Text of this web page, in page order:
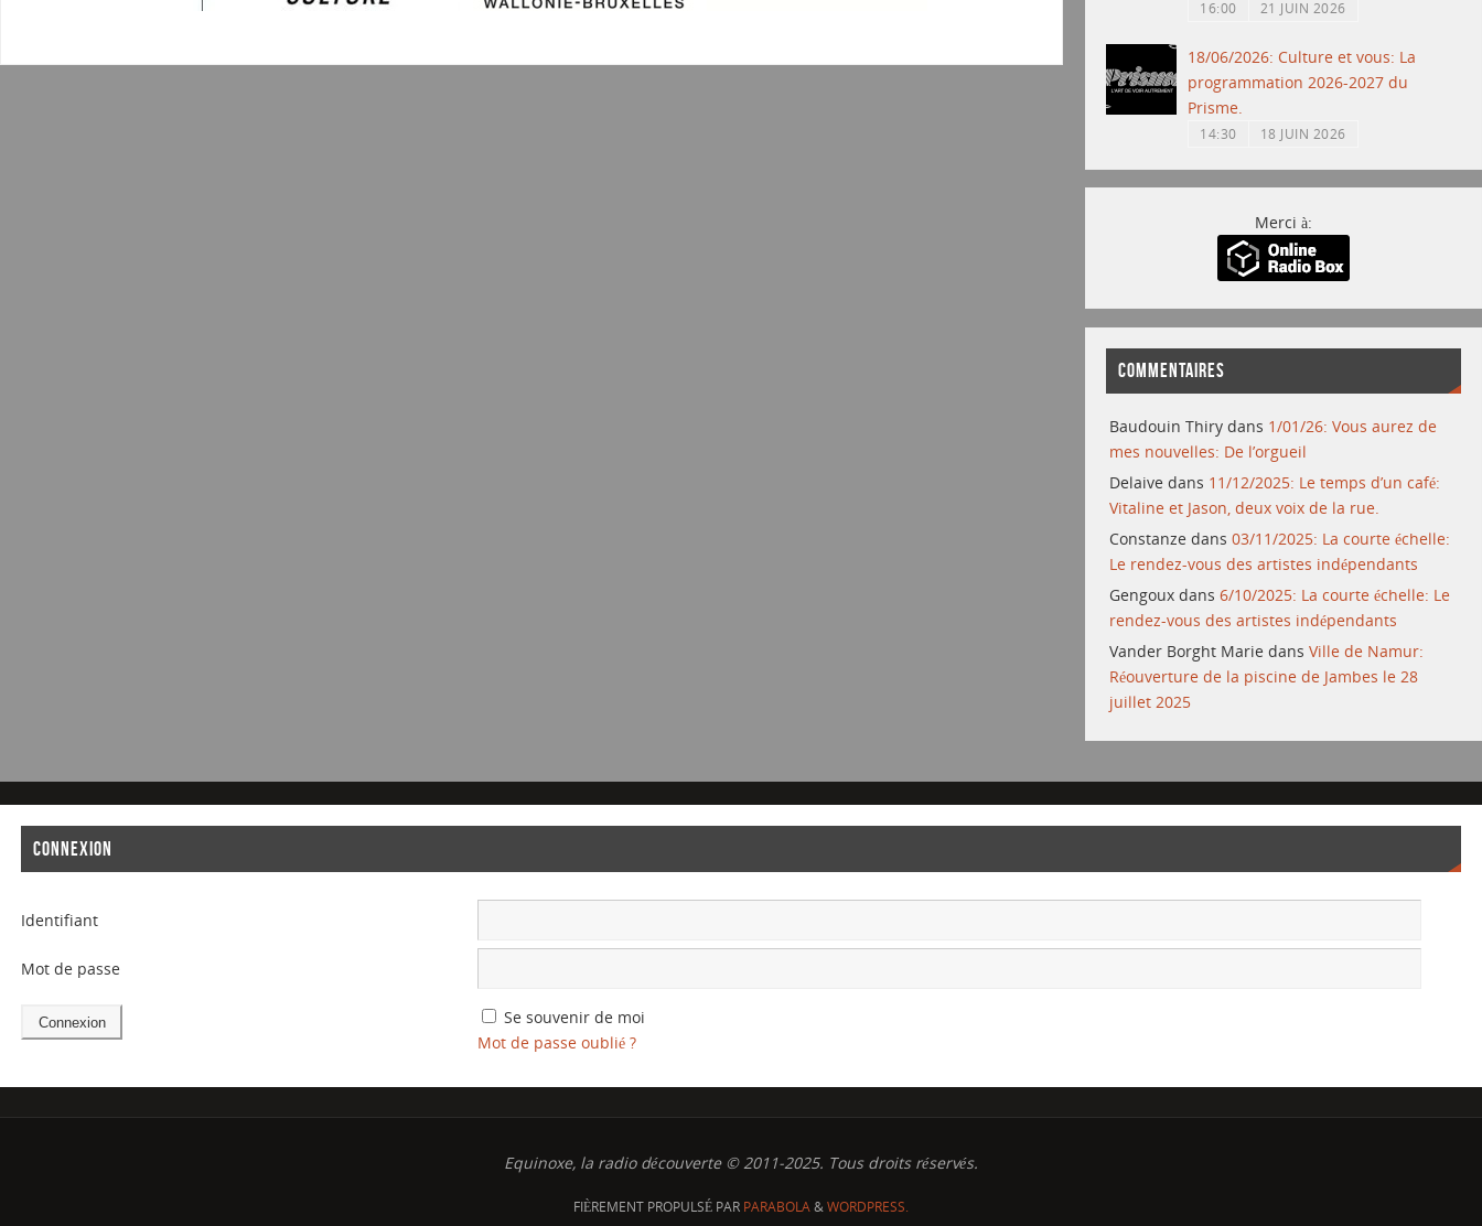
16:00 21 JUIN 2026
18/06/2026: Culture et vous: La
programmation 2026-2027 du
Prisme.
14:30 18 JUIN 2026
Merci à:
COMMENTAIRES
Baudouin Thiry dans 1/01/26: Vous aurez de
mes nouvelles: De l’orgueil
Delaive dans 11/12/2025: Le temps d’un café:
Vitaline et Jason, deux voix de la rue.
Constanze dans03/11/2025: La courte échelle:
Le rendez-vous des artistes indépendants
Gengoux dans6/10/2025: La courte échelle: Le
rendez-vous des artistes indépendants
Vander Borght Marie dansVille de Namur:
Réouverture de la piscine de Jambes le 28
juillet 2025
CONNEXION
Identifiant
Mot de passe
Se souvenir de moi
Mot de passe oublié ?
Equinoxe, la radio découverte © 2011-2025. Tous droits réservés.
FIÈREMENT PROPULSÉ PAR PARABOLA&WORDPRESS.